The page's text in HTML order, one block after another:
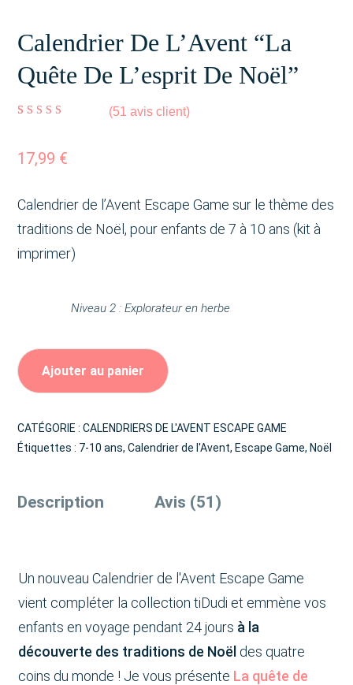
Calendrier De L’Avent “La
Quête De L’esprit De Noël”
(51 avis client)
17,99 €
Calendrier de l’Avent Escape Game sur le thème des
traditions de Noël, pour enfants de 7 à 10 ans (kit à
imprimer)
Niveau 2 : Explorateur en herbe
Ajouter au panier
CATÉGORIE : CALENDRIERS DE L'AVENT ESCAPE GAME
Étiquettes : 7-10 ans, Calendrier de l'Avent, Escape Game, Noël
Description Avis (51)
Un nouveau Calendrier de l'Avent Escape Game
vient compléter la collection tiDudi et emmène vos
enfants en voyage pendant 24 jours à la
découverte des traditions de Noël des quatre
coins du monde ! Je vous présente La quête de